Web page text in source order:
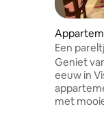
Een
centrum
Geniet
eeuw in
met
locatie